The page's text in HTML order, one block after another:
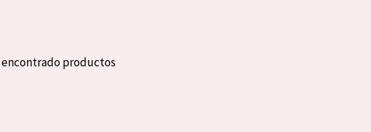
encontrado productos